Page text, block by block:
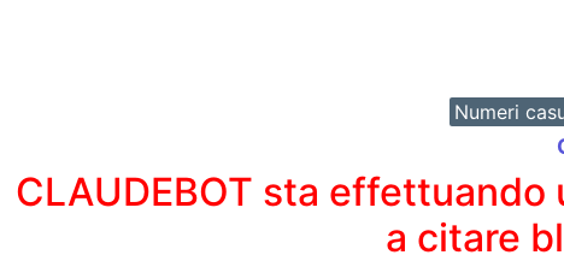
Numeri
CLAUDEBOT sta
a citare